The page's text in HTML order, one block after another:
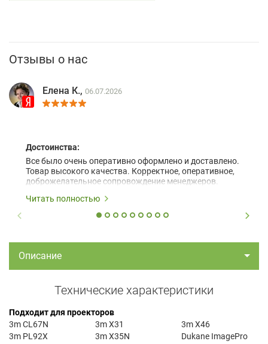
Отзывы о нас
Елена К., 06.07.2026
Достоинства:
Все было очень оперативно оформлено и доставлено.
Товар высокого качества. Корректное, оперативное,
доброжелательное сопровождение менеджеров.
Читать полностью
Описание
Технические характеристики
Подходит для проекторов
3m CL67N
3m PL92X
3m X31
3m X35N
3m X46
Dukane ImagePro